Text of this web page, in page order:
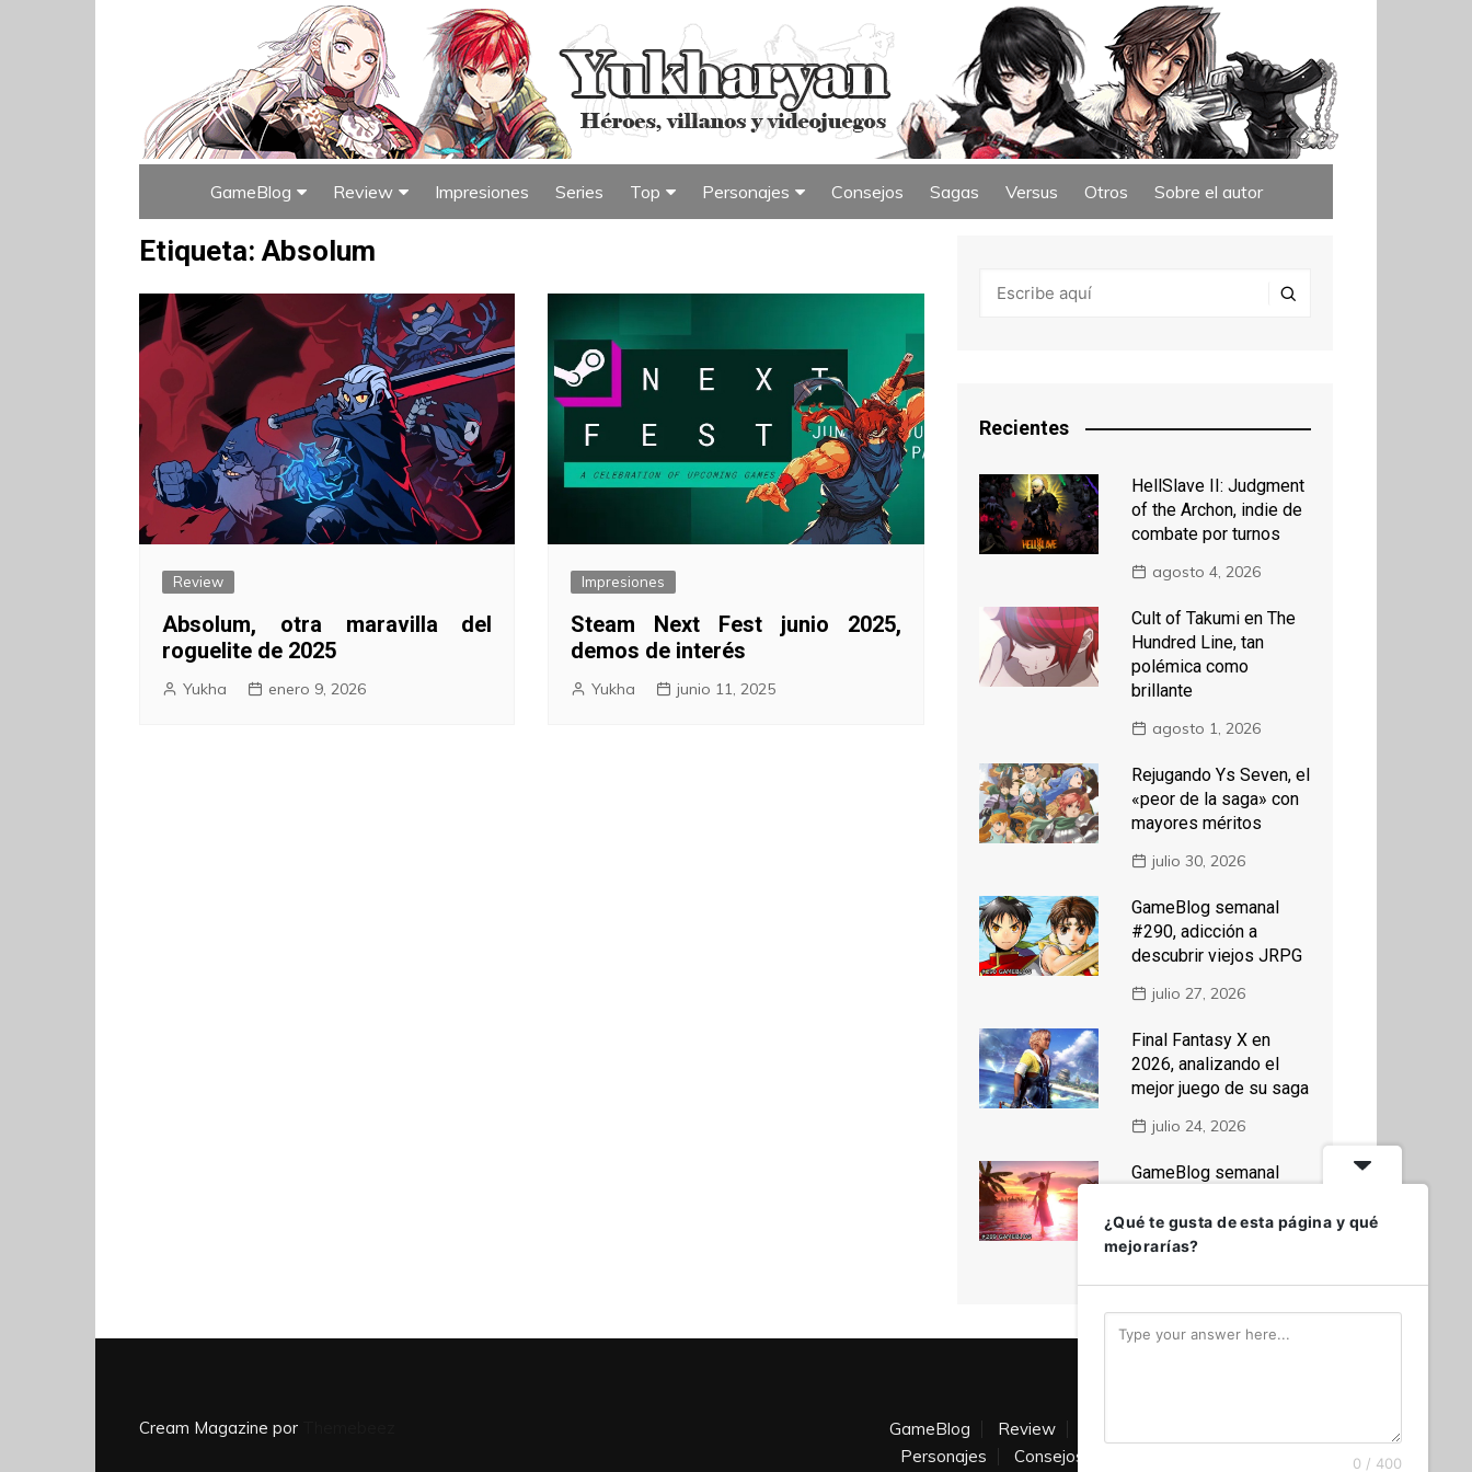
GameBlog
Índice de GameBlog
Review Impresiones Series Top Personajes Consejos Sagas Versus Otros Sobre el autor
Etiqueta:Absolum
Review
Absolum, otra maravilla del
roguelite de 2025
Yukha enero 9, 2026
Impresiones
Steam Next Fest junio 2025,
demos de interés
Yukha junio 11, 2025
Recientes
HellSlave II: Judgment
of the Archon, indie de
combate por turnos
agosto 4, 2026
Cult of Takumi en The
Hundred Line, tan
polémica como
brillante
agosto 1, 2026
Rejugando Ys Seven, el
«peor de la saga» con
mayores méritos
julio 30, 2026
GameBlog semanal
#290, adicción a
descubrir viejos JRPG
julio 27, 2026
Final Fantasy X en
2026, analizando el
mejor juego de su saga
julio 24, 2026
GameBlog semanal
25 años de Spira
julio 20, 2026
Cream Magazine por GameBlog Review
Personajes
Consejos
¿Qué te gusta de esta página y qué
mejorarías?
0 / 400